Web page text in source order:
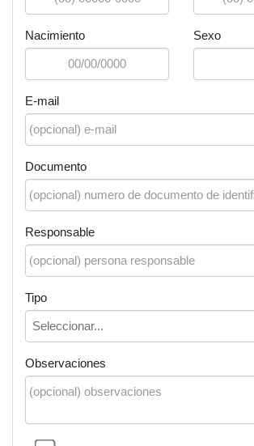
Nacimiento Sexo
E-mail
Documento
Responsable
Tipo
Observaciones